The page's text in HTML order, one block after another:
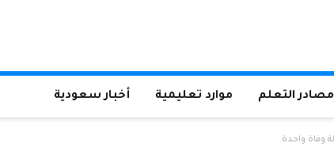
مصادر التعلم موارد تعليمية أخبار سعودية